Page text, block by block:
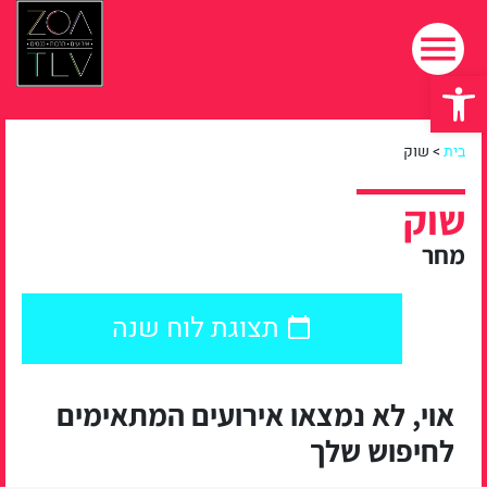
פתח סרגל נגישות
בית>שוק
שוק
מחר
תצוגת לוח שנה
אוי, לא נמצאו אירועים המתאימים
לחיפוש שלך